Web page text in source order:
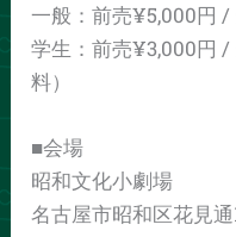
一般：前売¥5,000円 /
学生：前売¥3,000円
料）
■会場
昭和文化小劇場
名古屋市昭和区花見